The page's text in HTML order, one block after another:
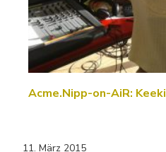
Acme.Nipp-on-AiR:
11. März 2015